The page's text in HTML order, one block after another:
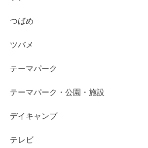
つばめ
ツバメ
テーマパーク
テーマパーク・公園・施設
デイキャンプ
テレビ